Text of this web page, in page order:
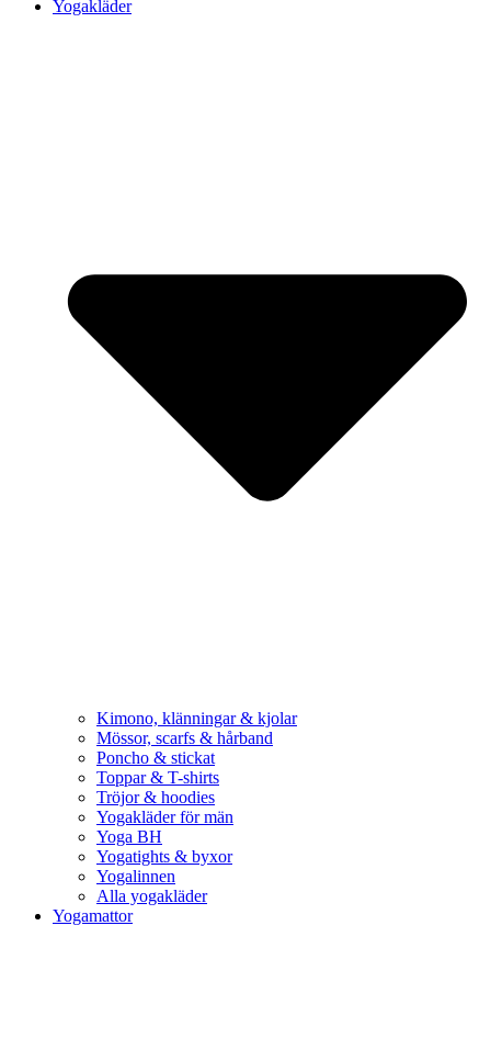
Yogakläder
Kimono, klänningar & kjolar
Mössor, scarfs & hårband
Poncho & stickat
Toppar & T-shirts
Tröjor & hoodies
Yogakläder för män
Yoga BH
Yogatights & byxor
Yogalinnen
Alla yogakläder
Yogamattor